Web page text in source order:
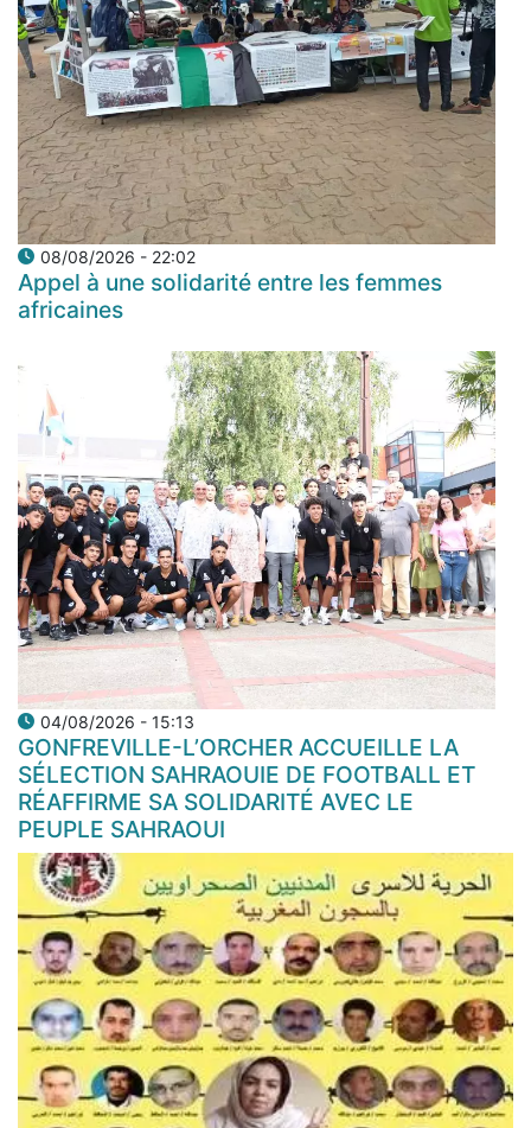
08/08/2026 - 22:02
Appel à une solidarité entre les femmes
africaines
04/08/2026 - 15:13
GONFREVILLE-L’ORCHER ACCUEILLE LA
SÉLECTION SAHRAOUIE DE FOOTBALL ET
RÉAFFIRME SA SOLIDARITÉ AVEC LE
PEUPLE SAHRAOUI